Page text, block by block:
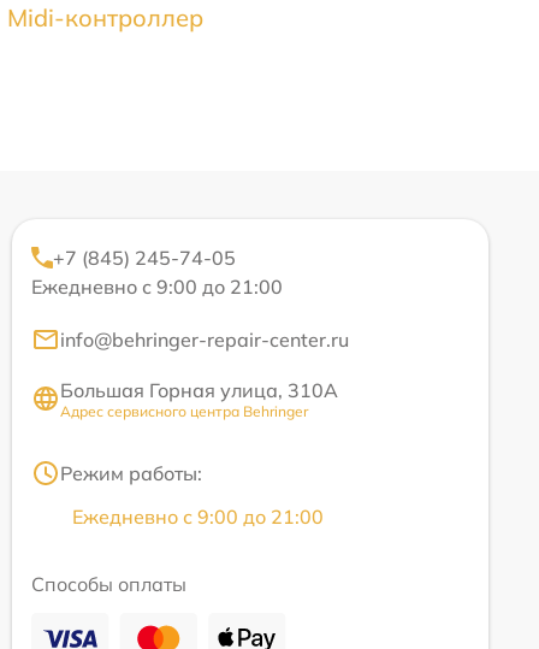
Midi-контроллер
+7 (845) 245-74-05
Ежедневно с 9:00 до 21:00
info@behringer-repair-center.ru
Большая Горная улица, 310А
Адрес сервисного центра Behringer
Режим работы:
Ежедневно с 9:00 до 21:00
Способы оплаты